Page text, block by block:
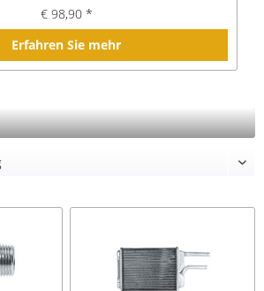
€ 98,90 *
Erfahren Sie mehr